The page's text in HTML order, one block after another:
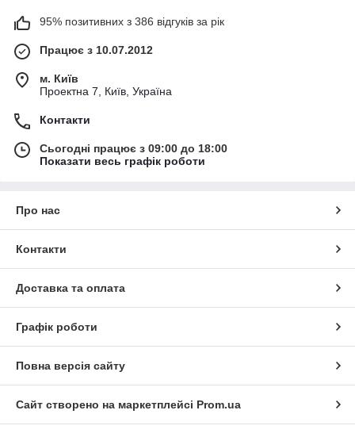
95% позитивних з 386 відгуків за рік
Працює з 10.07.2012
м. Київ
Проектна 7, Київ, Україна
Контакти
Сьогодні працює з 09:00 до 18:00
Показати весь графік роботи
Про нас
Контакти
Доставка та оплата
Графік роботи
Повна версія сайту
Сайт створено на маркетплейсі Prom.ua